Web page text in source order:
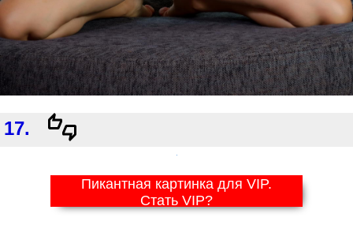
17.
Пикантная картинка для VIP.
Стать VIP?